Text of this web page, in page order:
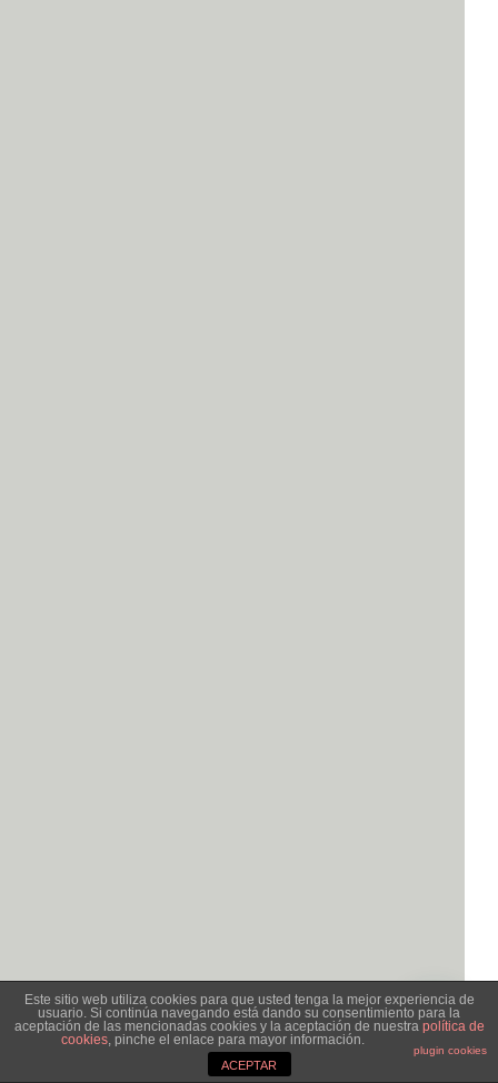
Este sitio web utiliza cookies para que usted tenga la mejor experiencia de
usuario. Si continúa navegando está dando su consentimiento para la
aceptación de las mencionadas cookies y la aceptación de nuestra política de
cookies, pinche el enlace para mayor información.
plugin cookies
ACEPTAR